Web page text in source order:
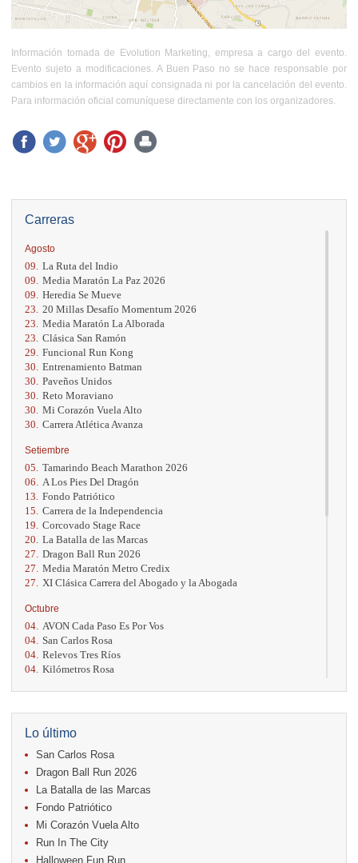
Carreras
Agosto
09. La Ruta del Indio
09. Media Maratón La Paz 2026
09. Heredia Se Mueve
23. 20 Millas Desafío Momentum 2026
23. Media Maratón La Alborada
23. Clásica San Ramón
29. Funcional Run Kong
30. Entrenamiento Batman
30. Paveños Unidos
30. Reto Moraviano
30. Mi Corazón Vuela Alto
30. Carrera Atlética Avanza
Setiembre
05. Tamarindo Beach Marathon 2026
06.
A Los Pies Del Dragón
13. Fondo Patriótico
15. Carrera de la Independencia
19. Corcovado Stage Race
20. La Batalla de las Marcas
27. Dragon Ball Run 2026
27. Media Maratón Metro Credix
27.
XI Clásica Carrera del Abogado y la Abogada
Octubre
04. AVON Cada Paso Es Por Vos
04. San Carlos Rosa
04. Relevos Tres Ríos
04. Kilómetros Rosa
18. Casa Turire Trail Run
18.
Warriors Run Circuit
18. Samsung Jacó Beach Half Marathon 2026
25. KRun by Under Armour
25. Run Alajuela
31.
Halloween Fun Run
Noviembre
08. Lindora Run
15. Entre Pan y Rosas
Lo último
San Carlos Rosa
Dragon Ball Run 2026
La Batalla de las Marcas
Fondo Patriótico
Mi Corazón Vuela Alto
Run In The City
Halloween Fun Run
Información tomada de Evolution Marketing, empresa a cargo del evento.
Evento sujeto a modificaciones. A Buen Paso no se hace responsable por
cambios en la información aquí consignada ni por la cancelación del evento.
Para información oficial comuníquese directamente con los organizadores.